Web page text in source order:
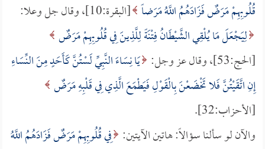
قُلُوبِهِمْ مَرَضٌ فَزَادَهُمُ اللَّهُ مَرَضاً [البقرة:10]، وقال جل وعلا:
لِيَجْعَلَ مَا يُلْقِي الشَّيْطَانُ فِتْنَةً لِلَّذِينَ فِي قُلُوبِهِمْ مَرَضٌ
[الحج:53]، وقال عز وجل:
يَا نِسَاءَ النَّبِيِّ لَسْتُنَّ كَأَحَدٍ مِنَ النِّسَاءِ
إِنِ اتَّقَيْتُنَّ فَلا تَخْضَعْنَ بِالْقَوْلِ فَيَطْمَعَ الَّذِي فِي قَلْبِهِ مَرَضٌ
[الأحزاب:32].
والآن لو سألنا سؤالاً: هاتين الآيتين: فِي قُلُوبِهِمْ مَرَضٌ فَزَادَهُمُ اللَّهُ